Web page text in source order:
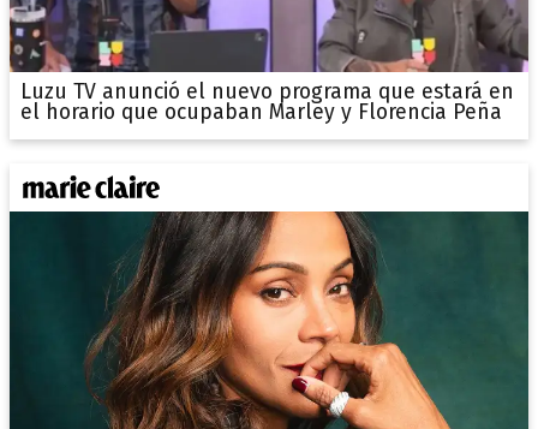
Luzu TV anunció el nuevo programa que estará en
el horario que ocupaban Marley y Florencia Peña